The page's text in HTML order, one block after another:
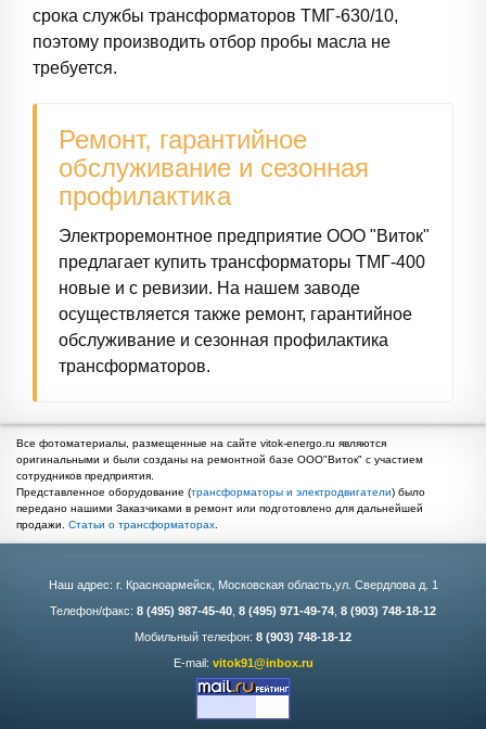
срока службы трансформаторов ТМГ-630/10,
поэтому производить отбор пробы масла не
требуется.
Ремонт, гарантийное
обслуживание и сезонная
профилактика
Электроремонтное предприятие ООО "Виток"
предлагает купить трансформаторы ТМГ-400
новые и с ревизии. На нашем заводе
осуществляется также ремонт, гарантийное
обслуживание и сезонная профилактика
трансформаторов.
Все фотоматериалы, размещенные на сайте vitok-energo.ru являются
оригинальными и были созданы на ремонтной базе ООО"Виток" с участием
сотрудников предприятия.
Представленное оборудование (трансформаторы и электродвигатели) было
передано нашими Заказчиками в ремонт или подготовлено для дальнейшей
продажи. Статьи о трансформаторах
Наш адрес: г. Красноармейск, Московская область,ул. Свердлова д. 1
Телефон/факс: 8 (495) 987-45-40 8 (495) 971-49-74 8 (903) 748-18-12
Мобильный телефон: 8 (903) 748-18-12
E-mail: vitok91@inbox.ru